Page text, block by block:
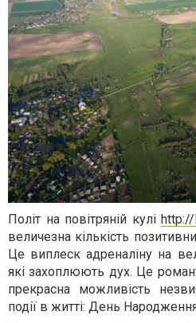
Політ на повітряній кулі
величезна кількість
Це виплеск адреналіну на
які захоплюють дух. Це
прекрасна можливість
події в житті: День